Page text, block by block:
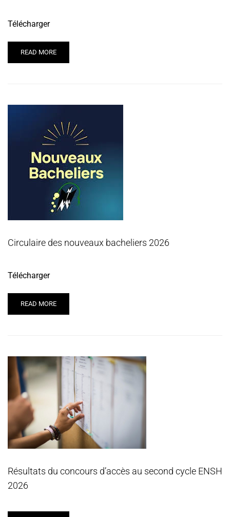
Télécharger
READ MORE
Circulaire des nouveaux bacheliers 2026
Télécharger
READ MORE
Résultats du concours d’accès au second cycle ENSH
2026